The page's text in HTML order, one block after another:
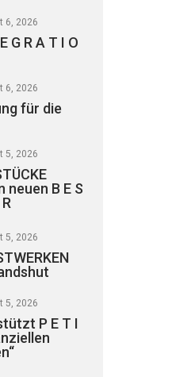
6, 2026
G R A T I O
6, 2026
für die
5, 2026
neuen B E S
5, 2026
5, 2026
P E T I